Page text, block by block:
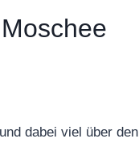
dabei viel über den